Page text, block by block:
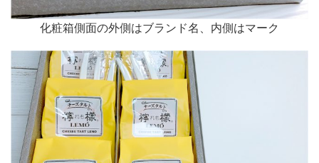
化粧箱側面の外側はブランド名、内側はマーク